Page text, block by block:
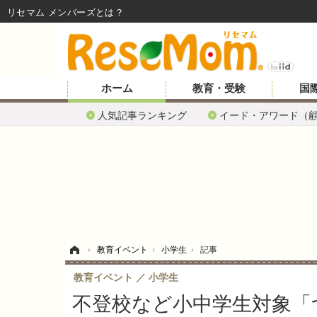
ホーム
人気記事ランキング イード・アワード（
教育・受験 国
› 教育イベント › 小学生 › 記事
不登校など小中学生対象
教育イベント 小学生
リセマム メンバーズ